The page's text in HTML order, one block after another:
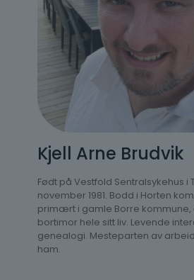
Kjell Arne Brudvik
Født på Vestfold Sentralsykehus i
november 1981. Bodd i Horten
primært i gamle Borre kommune,
bortimor hele sitt liv. Levende
genealogi. Mesteparten av
ham.